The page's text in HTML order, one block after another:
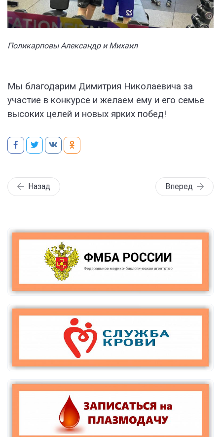
Поликарповы Александр и Михаил
Мы благодарим Димитрия Николаевича за
участие в конкурсе и желаем ему и его семье
высоких целей и новых ярких побед!
Назад Вперед